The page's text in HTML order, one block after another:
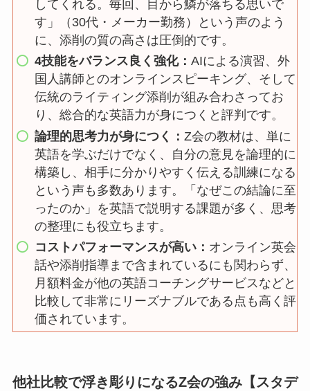
してくれる。毎回、目から鱗が落ちる思いで
す」（30代・メーカー勤務）という声のよう
に、添削の質の高さは圧倒的です。
4技能をバランス良く強化：AIによる演習、外
国人講師とのオンラインスピーキング、そして
伝統のライティング添削が組み合わさってお
り、総合的な英語力が身につくと評判です。
論理的思考力が身につく：Z会の教材は、単に
英語を学ぶだけでなく、自分の意見を論理的に
構築し、相手に分かりやすく伝える訓練になる
という声も多数あります。「なぜこの結論に至
ったのか」を英語で説明する課題が多く、思考
の整理にも役立ちます。
コストパフォーマンスが高い： オンライン英会
話や添削指導まで含まれているにも関わらず、
月額料金が他の英語コーチングサービスなどと
比較して非常にリーズナブルである点も高く評
価されています。
他社比較で浮き彫りになるZ会の強み【スタデ